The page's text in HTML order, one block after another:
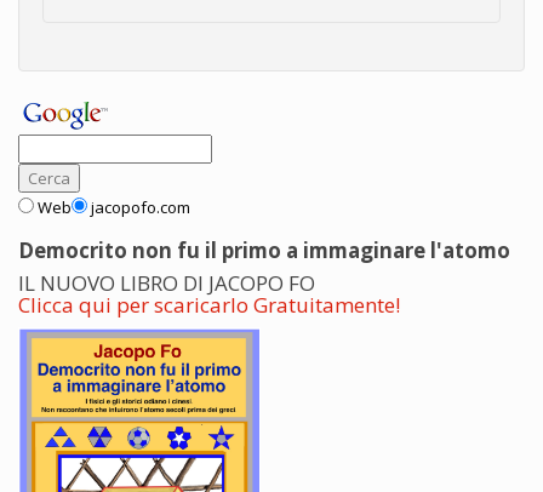
Web jacopofo.com
Democrito non fu il primo a immaginare l'atomo
IL NUOVO LIBRO DI JACOPO FO
Clicca qui per scaricarlo Gratuitamente!